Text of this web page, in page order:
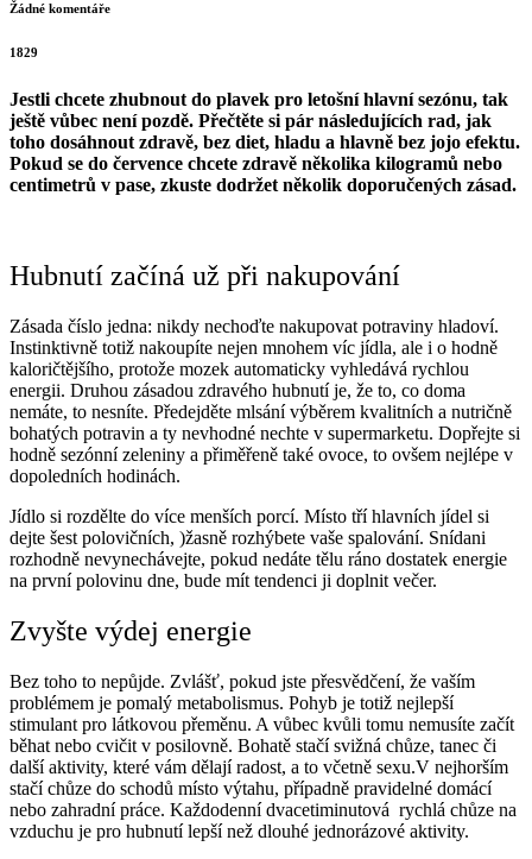
Žádné komentáře
1829
Jestli chcete zhubnout do plavek pro letošní hlavní sezónu, tak
ještě vůbec není pozdě. Přečtěte si pár následujících rad, jak
toho dosáhnout zdravě, bez diet, hladu a hlavně bez jojo efektu.
Pokud se do července chcete zdravě několika kilogramů nebo
centimetrů v pase, zkuste dodržet několik doporučených zásad.
Hubnutí začíná už při nakupování
Zásada číslo jedna: nikdy nechoďte nakupovat potraviny hladoví.
Instinktivně totiž nakoupíte nejen mnohem víc jídla, ale i o hodně
kaloričtějšího, protože mozek automaticky vyhledává rychlou
energii. Druhou zásadou zdravého hubnutí je, že to, co doma
nemáte, to nesníte. Předejděte mlsání výběrem kvalitních a nutričně
bohatých potravin a ty nevhodné nechte v supermarketu. Dopřejte si
hodně sezónní zeleniny a přiměřeně také ovoce, to ovšem nejlépe v
dopoledních hodinách.
Jídlo si rozdělte do více menších porcí. Místo tří hlavních jídel si
dejte šest polovičních, )žasně rozhýbete vaše spalování. Snídani
rozhodně nevynechávejte, pokud nedáte tělu ráno dostatek energie
na první polovinu dne, bude mít tendenci ji doplnit večer.
Zvyšte výdej energie
Bez toho to nepůjde. Zvlášť, pokud jste přesvědčení, že vaším
problémem je pomalý metabolismus. Pohyb je totiž nejlepší
stimulant pro látkovou přeměnu. A vůbec kvůli tomu nemusíte začít
běhat nebo cvičit v posilovně. Bohatě stačí svižná chůze, tanec či
další aktivity, které vám dělají radost, a to včetně sexu.V nejhorším
stačíchůze do schodů místo výtahu, případně pravidelné domácí
nebo zahradní práce. Každodenní dvacetiminutová rychlá chůze na
vzduchu je pro hubnutí lepší než dlouhé jednorázové aktivity.